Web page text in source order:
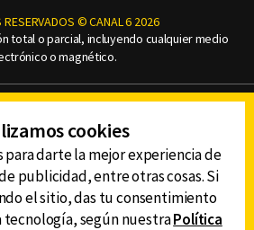
RESERVADOS © CANAL 6 2026
total o parcial, incluyendo cualquier medio
o magnético.
DE PRIVACIDAD
AVISO LEGAL
DE LAS AUDIENCIAS
cookies
darte la mejor experiencia de
publicidad, entre otras cosas. Si
el sitio, das tu consentimiento
según nuestraPolítica